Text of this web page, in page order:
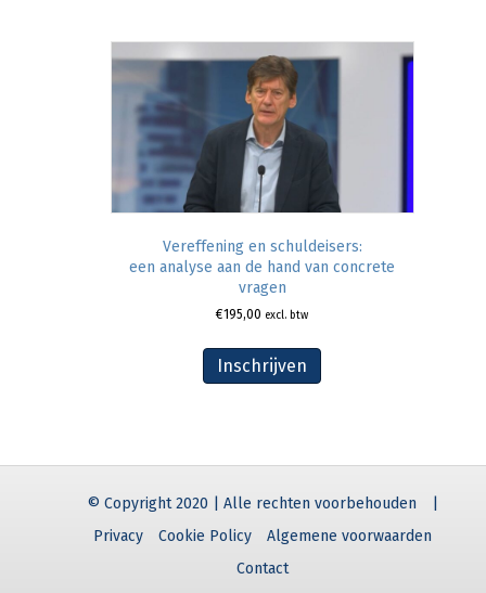
Vereffening en schuldeisers:
een analyse aan de hand van concrete
vragen
€195,00 excl. btw
Inschrijven
© Copyright 2020 | Alle rechten voorbehouden
Privacy
Cookie Policy
Algemene voorwaarden
Contact